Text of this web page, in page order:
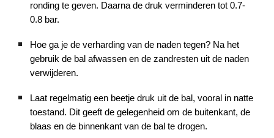
ronding te geven. Daarna de druk verminderen tot 0.7-
0.8 bar.
Hoe ga je de verharding van de naden tegen? Na het
gebruik de bal afwassen en de zandresten uit de naden
verwijderen.
Laat regelmatig een beetje druk uit de bal, vooral in natte
toestand. Dit geeft de gelegenheid om de buitenkant, de
blaas en de binnenkant van de bal te drogen.